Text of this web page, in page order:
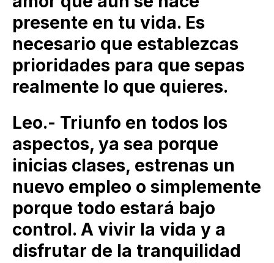
presente en tu vida. Es
necesario que establezcas
prioridades para que sepas
realmente lo que quieres.
Leo.- Triunfo en todos los
aspectos, ya sea porque
inicias clases, estrenas un
nuevo empleo o simplemente
porque todo estará bajo
control. A vivir la vida y a
disfrutar de la tranquilidad